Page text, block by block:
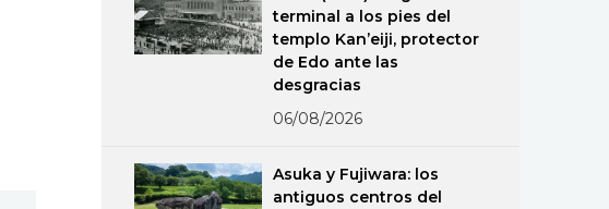
terminal a los pies del
templo Kan’eiji, protector
de Edo ante las
desgracias
06/08/2026
Asuka y Fujiwara: los
antiguos centros del